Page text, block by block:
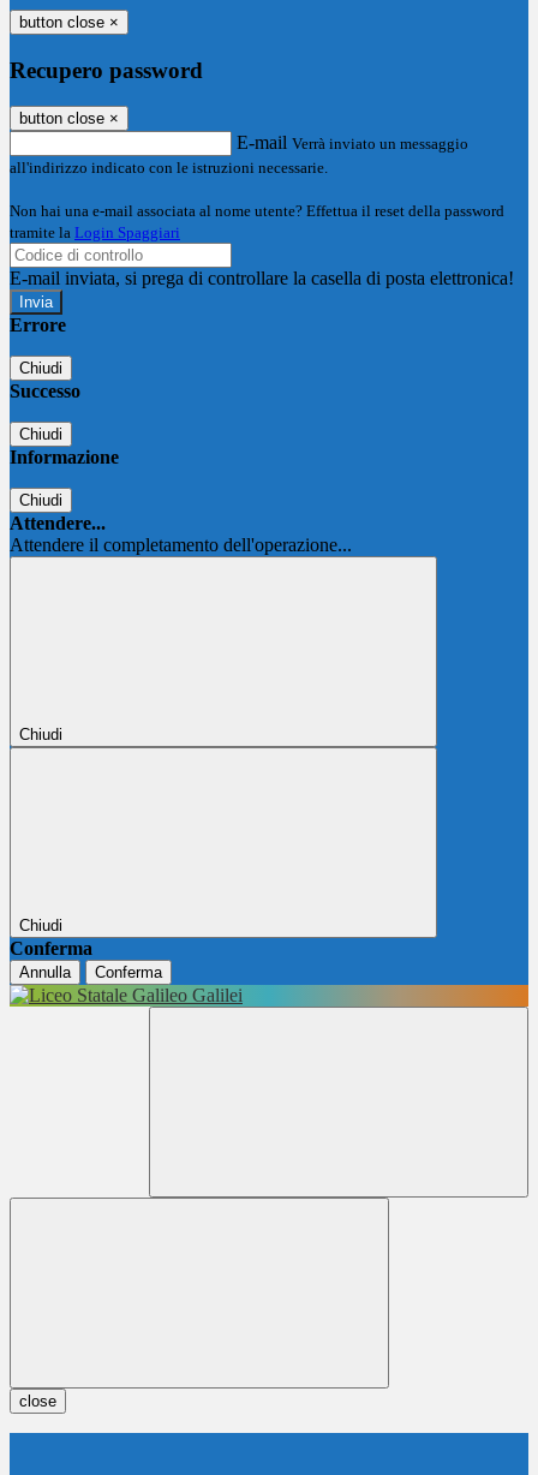
button close ×
Recupero password
button close ×
E-mail Verrà inviato un messaggio
all'indirizzo indicato con le istruzioni necessarie.
Non hai una e-mail associata al nome utente? Effettua il reset della password
tramite la Login Spaggiari
E-mail inviata, si prega di controllare la casella di posta elettronica!
Errore
Chiudi
Successo
Chiudi
Informazione
Chiudi
Attendere...
Attendere il completamento dell'operazione...
Chiudi
Chiudi
Conferma
Annulla Conferma
close